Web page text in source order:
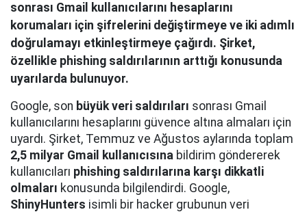
sonrası Gmail kullanıcılarını hesaplarını
korumaları için şifrelerini değiştirmeye ve iki adımlı
doğrulamayı etkinleştirmeye çağırdı. Şirket,
özellikle phishing saldırılarının arttığı konusunda
uyarılarda bulunuyor.
Google, son büyük veri saldırıları sonrası Gmail
kullanıcılarını hesaplarını güvence altına almaları için
uyardı. Şirket, Temmuz ve Ağustos aylarında toplam
2,5 milyar Gmail kullanıcısına bildirim göndererek
kullanıcıları phishing saldırılarına karşı dikkatli
olmaları konusunda bilgilendirdi. Google,
ShinyHunters isimli bir hacker grubunun veri